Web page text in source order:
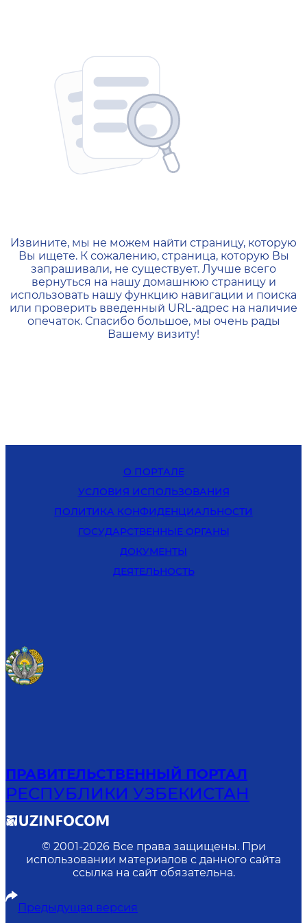
404 — Страница не
Извините, мы не можем найти страницу, которую
Вы ищете. К сожалению, страница, которую Вы
запрашивали, не существует. Лучше всего
вернуться на нашу домашнюю страницу и
использовать нашу функцию навигации и поиска
или проверить введенный URL-адрес на наличие
опечаток. Спасибо большое, мы очень рады
Вашему визиту!
О ПОРТАЛЕ
УСЛОВИЯ ИСПОЛЬЗОВАНИЯ
ПОЛИТИКА КОНФИДЕНЦИАЛЬНОСТИ
ГОСУДАРСТВЕННЫЕ ОРГАНЫ
ДОКУМЕНТЫ
ДЕЯТЕЛЬНОСТЬ
ПРАВИТЕЛЬСТВЕННЫЙ ПОРТАЛ
РЕСПУБЛИКИ УЗБЕКИСТАН
© 2001-2026 Все права защищены. При
использовании материалов с данного сайта
ссылка на сайт обязательна.
Предыдущая версия